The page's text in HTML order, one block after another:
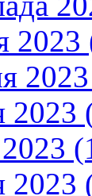
2023
2023
2023